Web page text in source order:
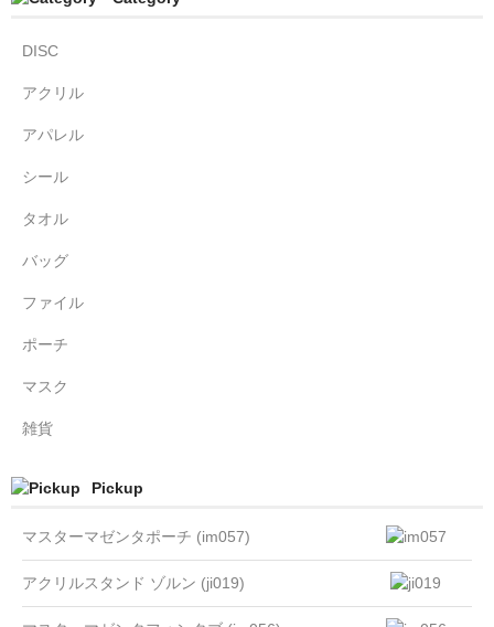
DISC
アクリル
アパレル
シール
タオル
バッグ
ファイル
ポーチ
マスク
雑貨
Pickup
マスターマゼンタポーチ (im057)
アクリルスタンド ゾルン (ji019)